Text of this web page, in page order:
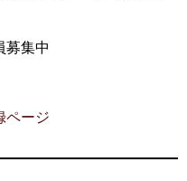
募集中
ページ